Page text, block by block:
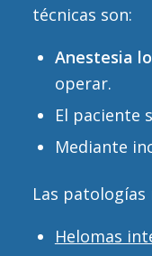
técnicas son:
Anestesia
operar.
El paciente
Mediante
Las patologías
Helomas